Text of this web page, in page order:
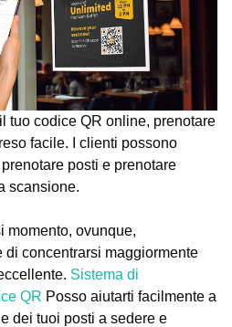
tuo codice QR online, prenotare
facile. I clienti possono
posti e prenotare
scansione.
momento, ovunque,
di concentrarsi maggiormente
Sistema di
QR Posso aiutarti facilmente a
dei tuoi posti a sedere e